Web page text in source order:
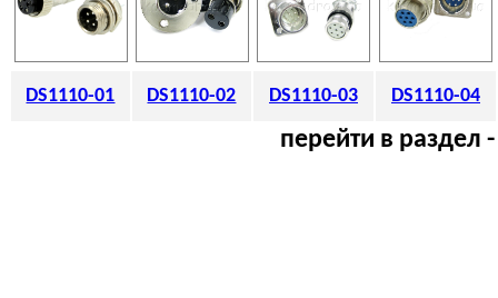
DS1110-01 DS1110-02 DS1110-03 DS1110-04
перейти в раздел -